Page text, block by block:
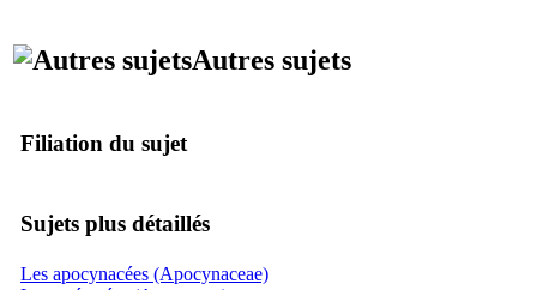
Autres sujets
Filiation du sujet
Sujets plus détaillés
Les apocynacées (Apocynaceae)